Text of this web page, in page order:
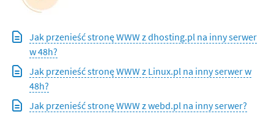
Jak przenieść stronę WWW z dhosting.pl na inny serwer
w 48h?
Jak przenieść stronę WWW z Linux.pl na inny serwer w
48h?
Jak przenieść stronę WWW z webd.pl na inny serwer?